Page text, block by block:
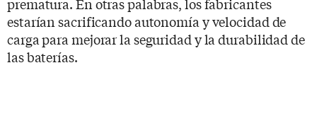
estarían sacrificando autonomía y velocidad de
carga para mejorar la seguridad y la durabilidad de
las baterías.